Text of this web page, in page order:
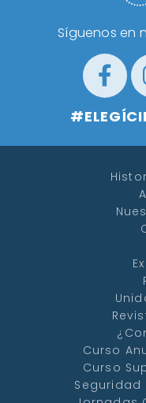
Síguenos en
Curso
Curso